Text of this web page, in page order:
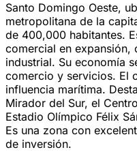
Santo Domingo Oeste,
metropolitana de la
de 400,000 habitantes.
comercial en expansión,
industrial. Su economía
comercio y servicios. El
influencia marítima.
Mirador del Sur, el
Estadio Olímpico Félix
Es una zona con
de inversión.